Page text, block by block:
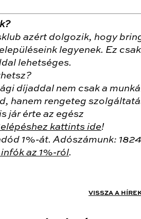
azért dolgozik, hogy
legyenek. Ez csak
lehetséges.
díjaddal nem csak a
hanem rengeteg
jár érte az egész
kattints ide!
1%-át. Adószámunk:
az 1%-ról.
VISSZA A